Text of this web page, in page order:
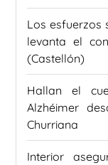
Los esfuerzos
levanta el
(Castellón)
Hallan el
Alzhéimer
Churriana
Interior